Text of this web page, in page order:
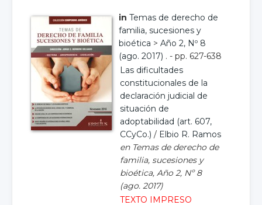
in Temas de derecho de
familia, sucesiones y
bioética > Año 2, Nº 8
(ago. 2017) . - pp. 627-638
Las dificultades
constitucionales de la
declaración judicial de
situación de
adoptabilidad (art. 607,
CCyCo.) / Elbio R. Ramos
en Temas de derecho de
familia, sucesiones y
bioética, Año 2, Nº 8
(ago. 2017)
TEXTO IMPRESO